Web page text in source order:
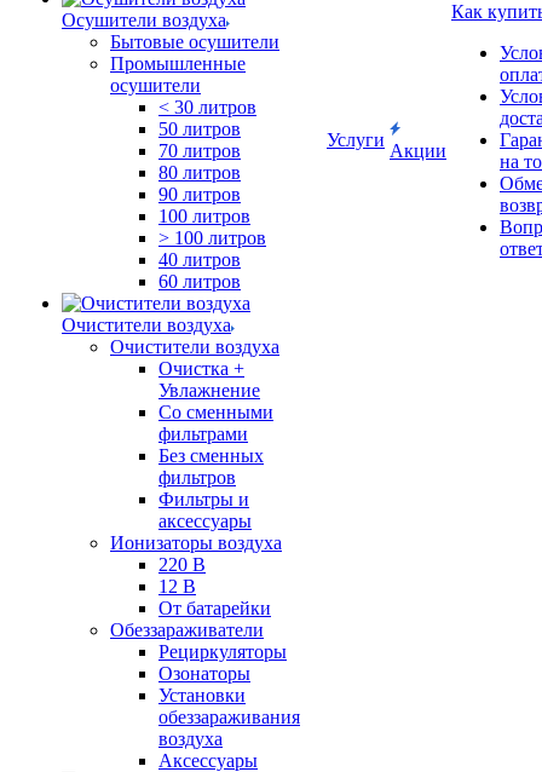
Осушители воздуха
Бытовые осушители
Промышленные
осушители
< 30 литров
50 литров
70 литров
80 литров
90 литров
100 литров
> 100 литров
40 литров
60 литров
Очистители воздуха
Очистители воздуха
Очистка +
Увлажнение
Cо сменными
фильтрами
Без сменных
фильтров
Фильтры и
аксессуары
Ионизаторы воздуха
220 В
12 В
От батарейки
Обеззараживатели
Рециркуляторы
Озонаторы
Установки
обеззараживания
воздуха
Аксессуары
Услуги
Акции
Как
на